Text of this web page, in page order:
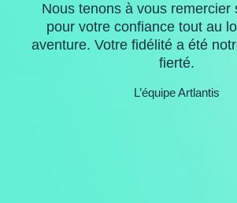
Nous tenons à vous remercier
pour votre confiance tout au
aventure. Votre fidélité a été
fierté.
L’équipe Artlantis